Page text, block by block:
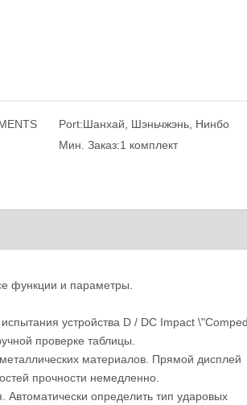
Дурометр
твердости
Экономичная цифровая
определения твердости
Port:Шанхай, Шэньчжэнь, Нинбо
Мин. Заказ:1 комплект
функции и параметры.
устройства D / DC Impact
проверке таблицы.
материалов. Прямой дисплей
прочности немедленно.
определить тип ударовых